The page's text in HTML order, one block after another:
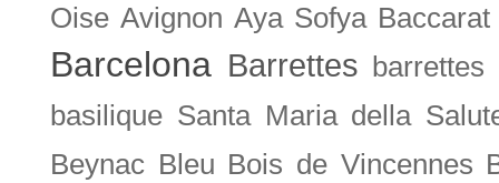
Oise Avignon Aya Sofya Baccarat
Barcelona Barrettes
basilique Santa Maria della
Beynac Bleu Bois de Vincennes